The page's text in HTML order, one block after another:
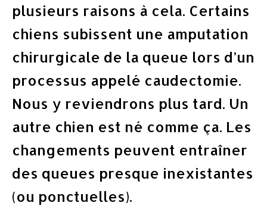
plusieurs raisons à cela. Certains
chiens subissent une amputation
chirurgicale de la queue lors d’un
processus appelé caudectomie.
Nous y reviendrons plus tard. Un
autre chien est né comme ça. Les
changements peuvent entraîner
des queues presque inexistantes
(ou ponctuelles).